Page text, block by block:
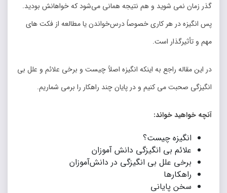
گذر زمان نمی شوید و هم نتیجه همانی می‌‌شود که خواهانش بودید.
پس انگیزه در هر کاری خصوصاً درس‌‌خواندن یا مطالعه از فکت ‌‌های
مهم و تأثیرگذار است.
در این مقاله راجع به اینکه انگیزه اصلاً چیست و برخی علائم و علل بی
انگیزگی صحبت می کنیم و در پایان چند راهکار را برمی شماریم.
آنچه خواهید خواند:
انگیزه چیست؟
علائم بی انگیزگی دانش آموزان
برخی علل بی انگیزگی در دانش‌‌آموزان
راهکارها
سخن پایانی